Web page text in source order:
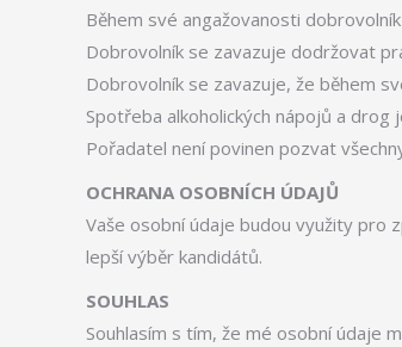
Během své angažovanosti
Dobrovolník se zavazuje dodržovat
Dobrovolník se zavazuje, že během
Spotřeba alkoholických nápojů a drog
Pořadatel není povinen pozvat
OCHRANA OSOBNÍCH ÚDAJŮ
Vaše osobní údaje budou využity pro
lepší výběr kandidátů.
SOUHLAS
Souhlasím s tím, že mé osobní údaje